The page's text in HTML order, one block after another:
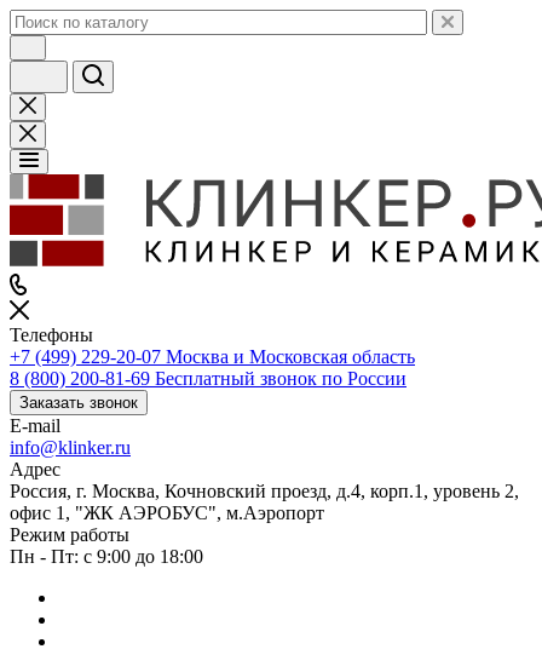
Телефоны
+7 (499) 229-20-07 Москва и Московская область
8 (800) 200-81-69 Бесплатный звонок по России
Заказать звонок
E-mail
info@klinker.ru
Адрес
Россия, г. Москва, Кочновский проезд, д.4, корп.1, уровень 2,
офис 1, "ЖК АЭРОБУС", м.Аэропорт
Режим работы
Пн - Пт: с 9:00 до 18:00